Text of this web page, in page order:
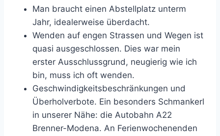
Man braucht einen Abstellplatz unterm
Jahr, idealerweise überdacht.
Wenden auf engen Strassen und Wegen ist
quasi ausgeschlossen. Dies war mein
erster Ausschlussgrund, neugierig wie ich
bin, muss ich oft wenden.
Geschwindigkeitsbeschränkungen und
Überholverbote. Ein besonders Schmankerl
in unserer Nähe: die Autobahn A22
Brenner-Modena. An Ferienwochenenden